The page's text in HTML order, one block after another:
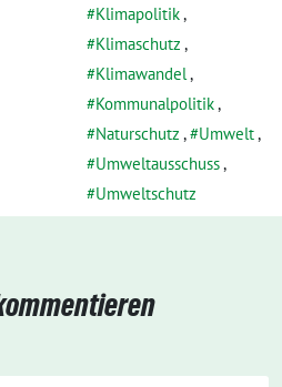
Klimapolitik,
Klimaschutz ,
Klimawandel,
Kommunalpolitik,
Naturschutz , Umwelt,
Umweltausschuss,
Umweltschutz